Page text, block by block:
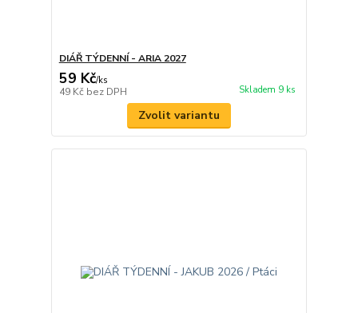
DIÁŘ TÝDENNÍ - ARIA 2027
59 Kč/ks
49 Kč bez DPH Skladem 9 ks
Zvolit variantu